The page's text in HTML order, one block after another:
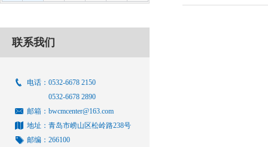
联系我们
电话：0532-6678 2150
0532-6678 2890
邮箱：bwcmcenter@163.com
地址：青岛市崂山区松岭路238号
邮编：266100